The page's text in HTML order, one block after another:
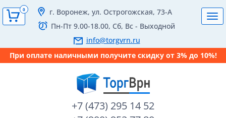
г. Воронеж, ул. Острогожская, 73-А
Пн-Пт 9.00-18.00, Сб, Вс - Выходной
info@torgvrn.ru
При оплате наличными получите скидку от 3% до 10%!
+7 (473) 295 14 52
0